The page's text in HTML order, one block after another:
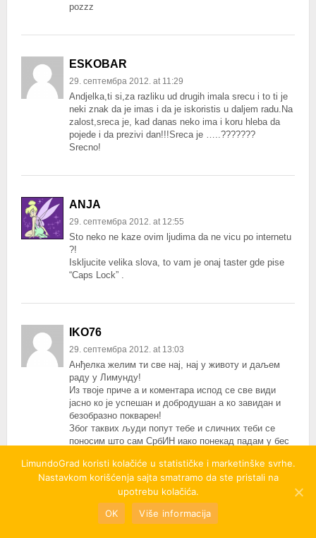
pozzz
ESKOBAR
29. септембра 2012. at 11:29
Andjelka,ti si,za razliku ud drugih imala srecu i to ti je
neki znak da je imas i da je iskoristis u daljem radu.Na
zalost,sreca je, kad danas neko ima i koru hleba da
pojede i da prezivi dan!!!Sreca je …..???????
Srecno!
ANJA
29. септембра 2012. at 12:55
Sto neko ne kaze ovim ljudima da ne vicu po internetu
?!
Iskljucite velika slova, to vam je onaj taster gde pise
“Caps Lock” .
IKO76
29. септембра 2012. at 13:03
Анђелка желим ти све нај, нај у животу и даљем
раду у Лимунду!
Из твоје приче а и коментара испод се све види
јасно ко је успешан и добродушан а ко завидан и
безобразно покварен!
Због таквих људи попут тебе и сличних теби се
поносим што сам СрбИН иако понекад падам у бес
покварењака који болују од комплекса ниже
вредности!
Драго ми је због тебе што си успела, очито
заслужујеш све то и желим ти што мање
нервирања због завидних душа а што више успеха
LimundoGrad koristi kolačiće u statističke i marketinške svrhe.
Nastavkom korišćenja sajta smatramo da ste pristali na
upotrebu kolačića.
OK
Više informacija